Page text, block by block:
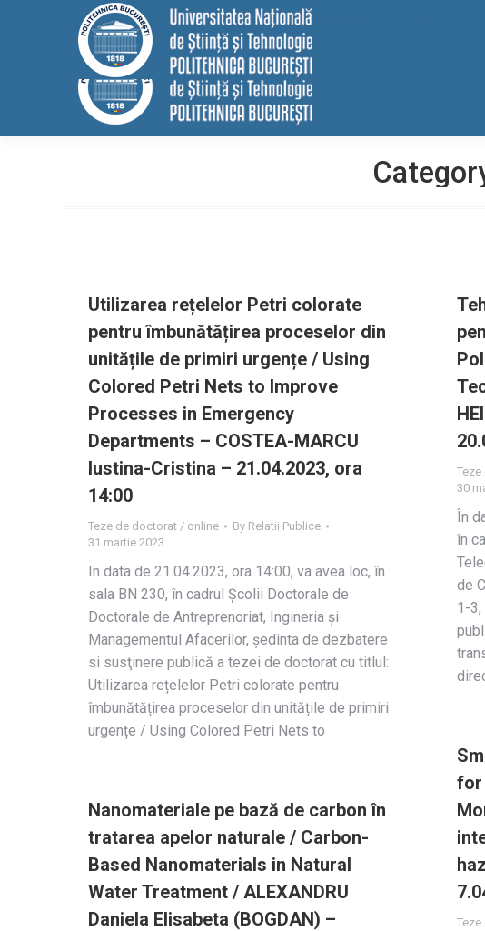
EELISA HRS4R Internațional ALUMNI
Utilizarea rețelelor Petri colorate
pentru îmbunătățirea proceselor din
unitățile de primiri urgențe / Using
Colored Petri Nets to Improve
Processes in Emergency
Departments – COSTEA-MARCU
Iustina-Cristina – 21.04.2023, ora
14:00
Teze de doctorat / online By Relatii Publice
31 martie 2023
In data de 21.04.2023, ora 14:00, va avea loc, în
sala BN 230, în cadrul Școlii Doctorale de
Doctorale de Antreprenoriat, Ingineria și
Managementul Afacerilor, ședinta de dezbatere
si susţinere publică a tezei de doctorat cu titlul:
Utilizarea rețelelor Petri colorate pentru
îmbunătățirea proceselor din unitățile de primiri
urgențe / Using Colored Petri Nets to
30
În
în
de
1-
for
Nanomateriale pe bază de carbon în
tratarea apelor naturale / Carbon-
Based Nanomaterials in Natural
Water Treatment / ALEXANDRU
Daniela Elisabeta (BOGDAN) –